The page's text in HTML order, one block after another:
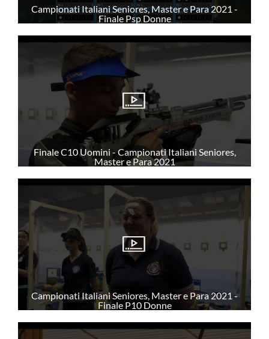
IL TIRO A SEGNO
Pistola
Carabina
DISCIPLINE ISSF
Convocazioni atleti
Gruppi di merito
Archivio gruppi di merito
Ranking
Atleti di interesse nazionale
Staff medico
Campionati Italiani Seniores, Master e Para 2021 -
Finale Psp Donne
Finale C10 Uomini - Campionati Italiani Seniores,
Master e Para 2021
Campionati Italiani Seniores, Master e Para 2021 -
Finale P10 Donne